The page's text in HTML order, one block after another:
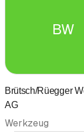
BW
Brütsch/Rüegger
AG
Werkzeug